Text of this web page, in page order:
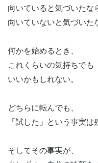
向いていると気づいたな
向いていないと気づいた
何かを始めるとき、
これくらいの気持ちでも
いいかもしれない。
どちらに転んでも、
「試した」という事実は
そしてその事実が、